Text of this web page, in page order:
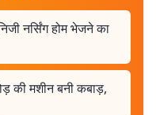
नर्सिंग होम भेजने का
की मशीन बनी कबाड़,